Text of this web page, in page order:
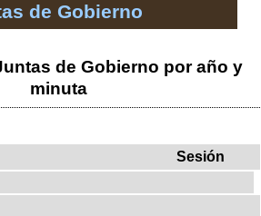
de Gobierno
de Gobierno por año y
minuta
Sesión